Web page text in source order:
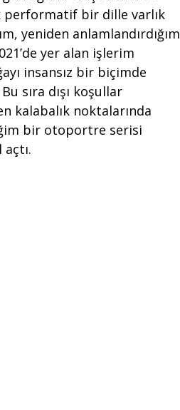
performatif bir dille varlık
yeniden anlamlandırdığım
yer alan işlerim
insansız bir biçimde
sıra dışı koşullar
kalabalık noktalarında
bir otoportre serisi